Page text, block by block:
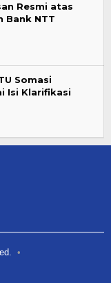
Resmi atas
Bank NTT
Somasi
Isi Klarifikasi